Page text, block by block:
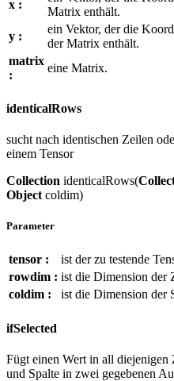
x :
Matrix enthält.
y :
ein Vektor, der die
der Matrix enthält.
matrix
:
eine Matrix.
identicalRows
sucht nach identischen Zeilen
einem Tensor
Collection identicalRows(
Object coldim)
Parameter
tensor :
ist der zu testende
rowdim : ist die Dimension der
coldim :
ist die Dimension der
ifSelected
Fügt einen Wert in all
und Spalte in zwei gegebenen